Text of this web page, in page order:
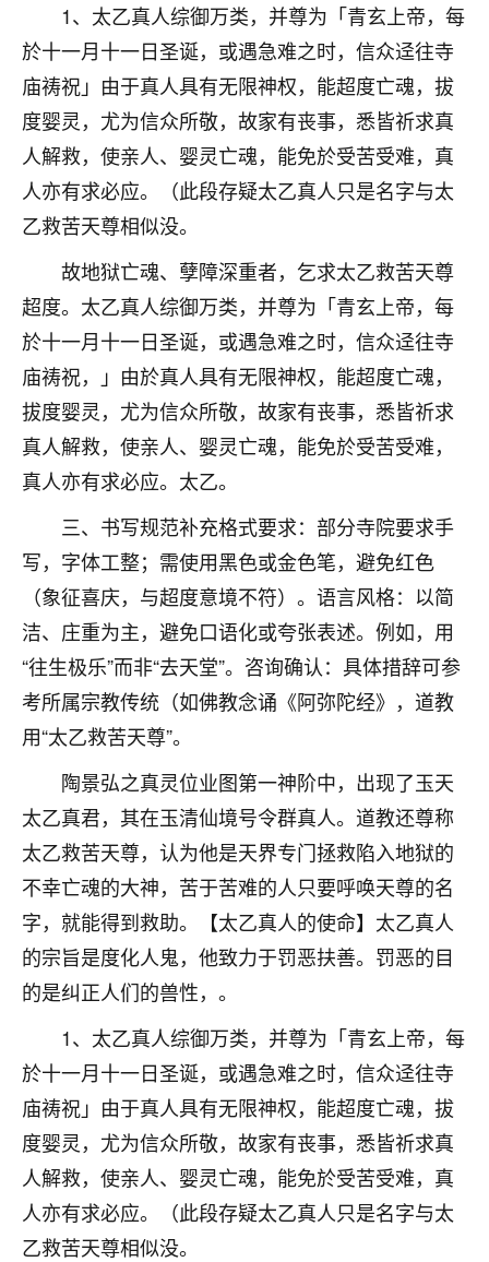
1、太乙真人综御万类，并尊为「青玄上帝，每
於十一月十一日圣诞，或遇急难之时，信众迳往寺
庙祷祝」由于真人具有无限神权，能超度亡魂，拔
度婴灵，尤为信众所敬，故家有丧事，悉皆祈求真
人解救，使亲人、婴灵亡魂，能免於受苦受难，真
人亦有求必应。（此段存疑太乙真人只是名字与太
乙救苦天尊相似没。
故地狱亡魂、孽障深重者，乞求太乙救苦天尊
超度。太乙真人综御万类，并尊为「青玄上帝，每
於十一月十一日圣诞，或遇急难之时，信众迳往寺
庙祷祝，」由於真人具有无限神权，能超度亡魂，
拔度婴灵，尤为信众所敬，故家有丧事，悉皆祈求
真人解救，使亲人、婴灵亡魂，能免於受苦受难，
真人亦有求必应。太乙。
三、书写规范补充格式要求：部分寺院要求手
写，字体工整；需使用黑色或金色笔，避免红色
（象征喜庆，与超度意境不符）。语言风格：以简
洁、庄重为主，避免口语化或夸张表述。例如，用
“往生极乐”而非“去天堂”。咨询确认：具体措辞可参
考所属宗教传统（如佛教念诵《阿弥陀经》，道教
用“太乙救苦天尊”。
陶景弘之真灵位业图第一神阶中，出现了玉天
太乙真君，其在玉清仙境号令群真人。道教还尊称
太乙救苦天尊，认为他是天界专门拯救陷入地狱的
不幸亡魂的大神，苦于苦难的人只要呼唤天尊的名
字，就能得到救助。【太乙真人的使命】太乙真人
的宗旨是度化人鬼，他致力于罚恶扶善。罚恶的目
的是纠正人们的兽性，。
1、太乙真人综御万类，并尊为「青玄上帝，每
於十一月十一日圣诞，或遇急难之时，信众迳往寺
庙祷祝」由于真人具有无限神权，能超度亡魂，拔
度婴灵，尤为信众所敬，故家有丧事，悉皆祈求真
人解救，使亲人、婴灵亡魂，能免於受苦受难，真
人亦有求必应。（此段存疑太乙真人只是名字与太
乙救苦天尊相似没。
我是公司人事调整，有升迁机会，但同时竞争的我们
三个，找老师的时候是抱着侥幸心理，没想到老师看
着我晋升有望，我半信半疑的按照老师建议，做了化
太岁还有一个发钱粮，本来年前的人事调整，拖到年
后，我以为都没戏了，结果开年一上班，开会提拔升
职第一个就是我，职务无所谓，主要是底薪加了
3000，非常开心，无论如何，感恩感谢！🙏🏻
鹿森：恭喜升职加薪！！，请客吗？�
12小时前 来自北京 32
心心相印
我身体不太好，总是病病殃殃的，去检查又没什么大
问题，反正就是不舒服。中医西医看遍了，找不到问
题，后来无意中看到有人推荐慧来老师，跟老师聊过
之后，心情豁然开朗，也听老师建议，处理了一些因
果问题。今年以来，身体比以前好多，主要是心情好
了，老师说境随心转，现在深有体会了。
鹿森：是的，其实跟老师聊过之后，最大的感
触，首先就是心态会变好，万般皆是命，半点
不由人！
1天前 来自四川
金白水清
我也想找老师看看，有没有人给个联系方式的啊？
鹿森 ：慧来老师微信：gjsy0624
1天前 来自江西 12
青春168
我也想要，我也想要！
2天前 来自山西 15
Jessica李
老师做不做超度法事？我想给我奶奶做超度，她今年
刚去世了。
七零老顽童：我母亲前年离世，刚开始我经常
做梦梦见她，后来也是朋友介绍，找到慧来老
师，安排了超度法事，做梦再也没有梦到过
了，一开始是半信半疑的，图个心安，给亡母
超度，现在看来，人不信也不行。
2天前 来自云南 11